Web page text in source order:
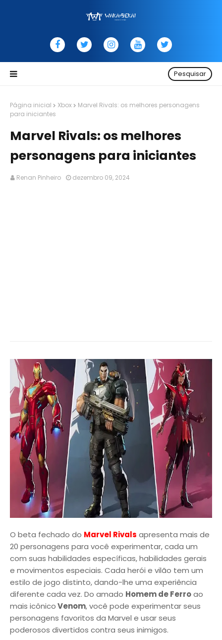
Pesquisar
Página inicial Xbox
Marvel Rivals: os melhores personagens
para iniciantes
Marvel Rivals: os melhores
personagens para iniciantes
Renan Pinheiro dezembro 09, 2024
O beta fechado do Marvel Rivals apresenta mais de
20 personagens para você experimentar, cada um
com suas habilidades específicas, habilidades gerais
e movimentos especiais. Cada herói e vilão tem um
estilo de jogo distinto, dando-lhe uma experiência
diferente cada vez. Do amado Homem de Ferroao
mais icônicoVenom, você pode experimentar seus
personagens favoritos da Marvel e usar seus
poderosos divertidos contra seus inimigos.